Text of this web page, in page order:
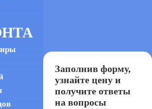
Заполнив форму,
узнайте цену и
получите ответы
на вопросы